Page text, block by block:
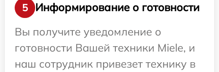
5
Информирование о готовности
Вы получите уведомление о
готовности Вашей техники Miele, и
наш сотрудник привезет технику в